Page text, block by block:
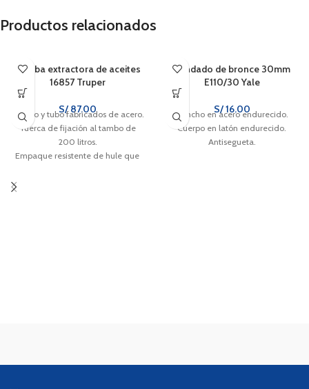
Productos relacionados
Bomba extractora de aceites
16857 Truper
S/87.00
Cuerpo y tubo fabricados de acero.
Tuerca de fijación al tambo de
200 litros.
Empaque resistente de hule que
Candado de bronce 30mm
E110/30 Yale
S/16.00
Gancho en acero endurecido.
Cuerpo en latón endurecido.
Antisegueta.